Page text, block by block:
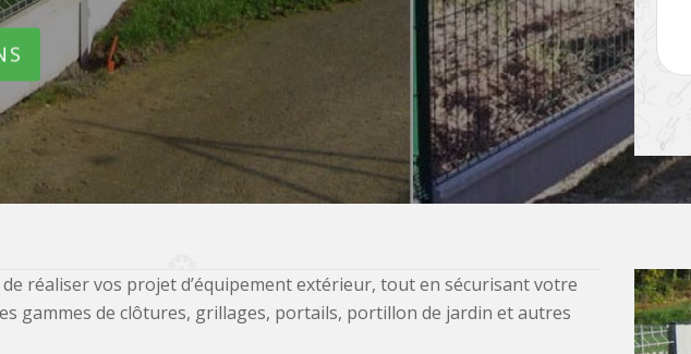
réaliser vos projet d’équipement extérieur, tout en sécurisant votre
gammes de clôtures, grillages, portails, portillon de jardin et autres